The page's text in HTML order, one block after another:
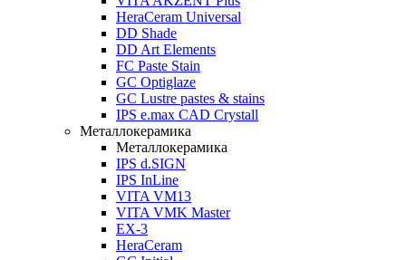
HeraCeram Universal
DD Shade
DD Art Elements
FC Paste Stain
GC Optiglaze
GC Lustre pastes & stains
IPS e.max CAD Crystall
Металлокерамика
Металлокерамика
IPS d.SIGN
IPS InLine
VITA VM13
VITA VMK Master
EX-3
HeraCeram